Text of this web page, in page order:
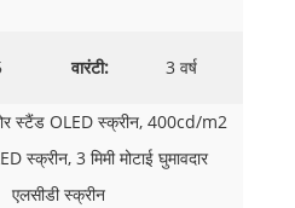
वारंटी: 3 वर्ष
स्टैंड OLED स्क्रीन, 400cd/m2
स्क्रीन, 3 मिमी मोटाई घुमावदार
एलसीडी स्क्रीन